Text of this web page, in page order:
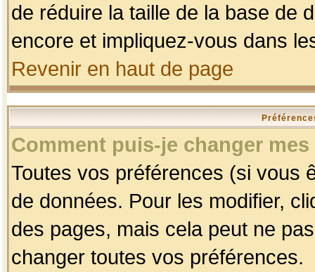
de réduire la taille de la base de
encore et impliquez-vous dans
Revenir en haut de page
Comment puis-je changer
Toutes vos préférences (si vous
de données. Pour les modifier,
des pages, mais cela peut ne
changer toutes vos préférences.